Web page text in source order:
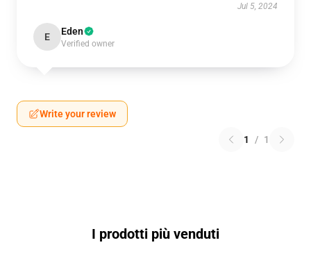
Jul 5, 2024
E Eden
Verified owner
Write your review
1 / 1
I prodotti più venduti